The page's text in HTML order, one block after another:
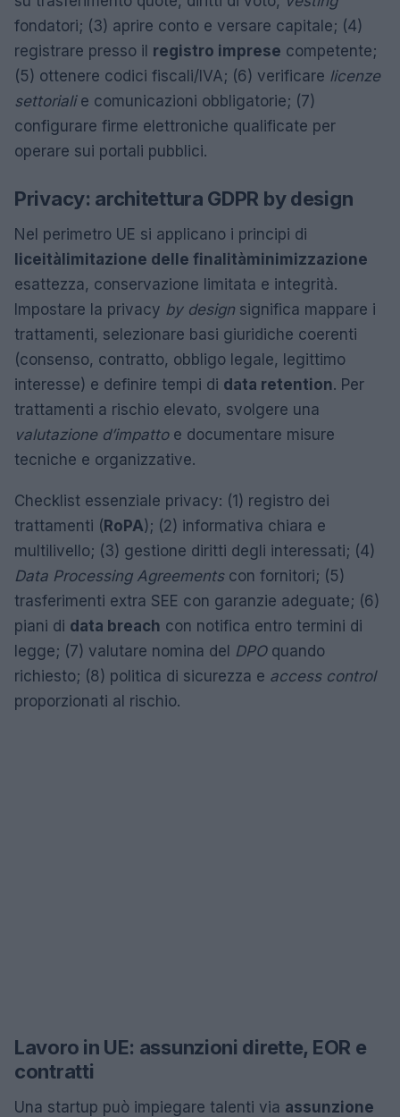
fondatori; (3) aprire conto e versare capitale; (4)
registrare presso il registro imprese competente;
(5) ottenere codici fiscali/IVA; (6) verificare licenze
settorialie comunicazioni obbligatorie; (7)
configurare firme elettroniche qualificate per
operare sui portali pubblici.
Privacy: architettura GDPR by design
Nel perimetro UE si applicano i principi di
liceità limitazione delle finalitàminimizzazione
esattezza, conservazione limitata e integrità.
Impostare la privacy by design significa mappare i
trattamenti, selezionare basi giuridiche coerenti
(consenso, contratto, obbligo legale, legittimo
interesse) e definire tempi di data retention. Per
trattamenti a rischio elevato, svolgere una
valutazione d’impattoe documentare misure
tecniche e organizzative.
Checklist essenziale privacy: (1) registro dei
trattamenti ( RoPA); (2) informativa chiara e
multilivello; (3) gestione diritti degli interessati; (4)
Data Processing Agreementscon fornitori; (5)
trasferimenti extra SEE con garanzie adeguate; (6)
piani di data breach con notifica entro termini di
legge; (7) valutare nomina del DPOquando
richiesto; (8) politica di sicurezza e access control
proporzionati al rischio.
Lavoro in UE: assunzioni dirette, EOR e
contratti
Una startup può impiegare talenti via assunzione